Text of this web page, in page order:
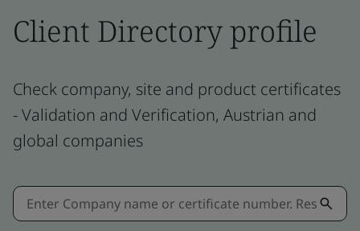
Client Directory profile
Check company, site and product certificates
- Validation and Verification, Austrian and
global companies